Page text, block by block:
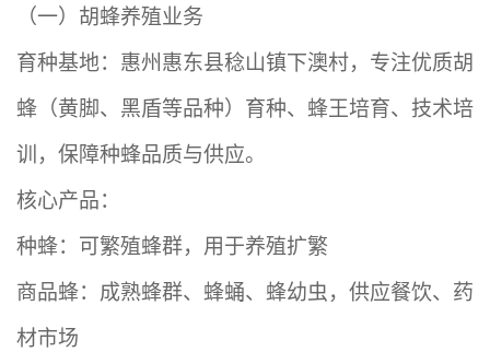
（一）胡蜂养殖业务
育种基地：惠州惠东县稔山镇下澳村，专注优质胡
蜂（黄脚、黑盾等品种）育种、蜂王培育、技术培
训，保障种蜂品质与供应。
核心产品：
种蜂：可繁殖蜂群，用于养殖扩繁
商品蜂：成熟蜂群、蜂蛹、蜂幼虫，供应餐饮、药
材市场